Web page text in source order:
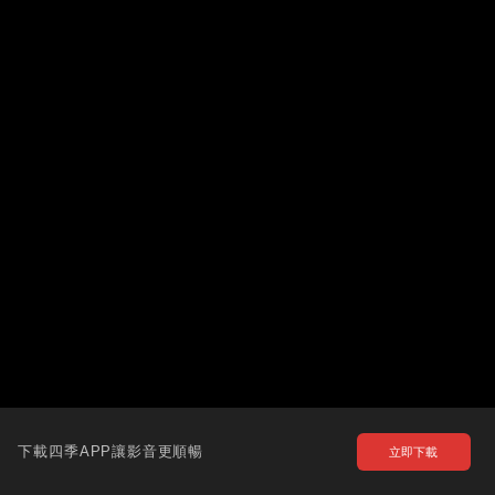
下載四季APP讓影音更順暢 立即下載